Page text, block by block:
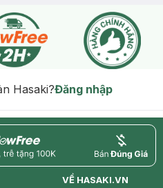
Hasaki?Đăng nhập
price
VỀ HASAKI.VN